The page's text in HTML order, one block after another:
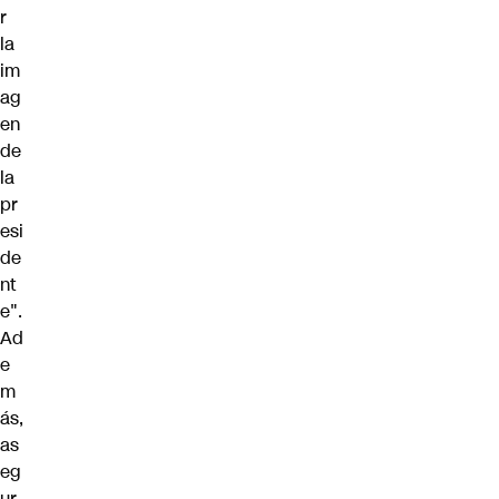
r
la
im
ag
en
de
la
pr
esi
de
nt
e".
Ad
e
m
ás,
as
eg